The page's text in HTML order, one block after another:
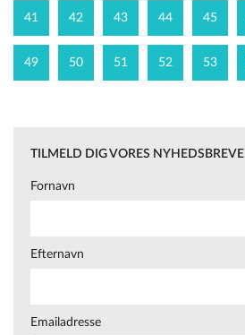
41 42 43 44 45
49 50 51 52 53
TILMELD DIG VORES NYHEDSBREVE
Fornavn
Efternavn
Emailadresse